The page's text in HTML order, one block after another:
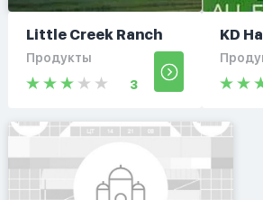
Little Creek Ranch
Продукты
3
KD